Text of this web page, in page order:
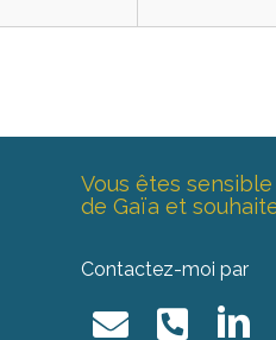
Vous êtes
de Gaïa et
Contactez-moi par